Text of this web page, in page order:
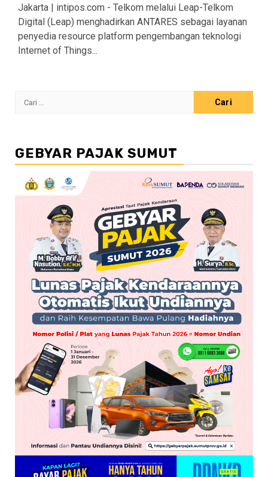
Jakarta | intipos.com - Telkom melalui Leap-Telkom
Digital (Leap) menghadirkan ANTARES sebagai layanan
penyedia resource platform pengembangan teknologi
Internet of Things...
Cari
GEBYAR PAJAK SUMUT